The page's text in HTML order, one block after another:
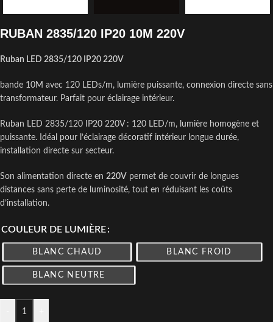
RUBAN 2835/120 IP20 10M 220V
Ruban LED 2835/120 IP20 220V
bande 10M avec 120 LEDs/m, lumière puissante, connexion directe sans
transformateur. Parfait pour éclairage intérieur.
Ruban LED 2835/120 IP20 220V : 120 LED/m, lumière homogène et
puissante. Idéal pour l’éclairage décoratif intérieur longue durée,
installation directe sur secteur.
Son alimentation directe en 220V permet de couvrir de longues
distances sans perte de luminosité, tout en réduisant les coûts
d’installation.
COULEUR DE LUMIÈRE
BLANC CHAUD BLANC FROID
BLANC NEUTRE